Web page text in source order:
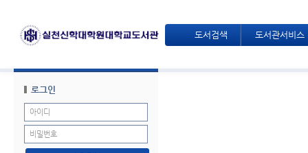
도서검색 도서관서비스
로그인